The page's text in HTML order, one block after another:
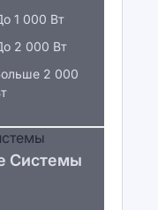
1 000 Вт
2 000 Вт
2 000
Системы